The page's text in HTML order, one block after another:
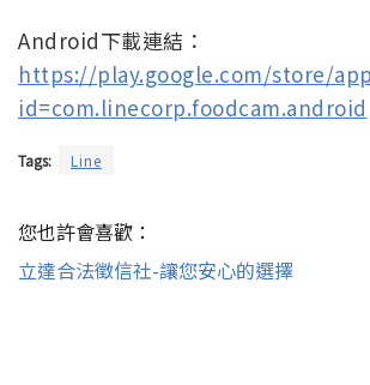
Android下載連結：
https://play.google.com/store/
id=com.linecorp.foodcam.android
Tags: Line
您也許會喜歡：
立達合法徵信社-讓您安心的選擇